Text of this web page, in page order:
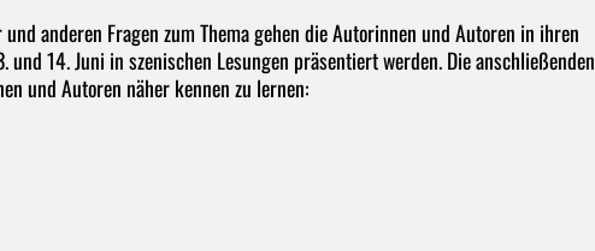
anderen Fragen zum Thema gehen die Autorinnen und Autoren in ihren
14. Juni in szenischen Lesungen präsentiert werden. Die anschließenden
und Autoren näher kennen zu lernen: